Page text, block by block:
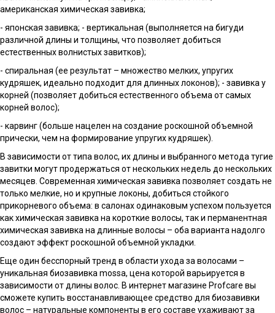
американская химическая завивка;
- японская завивка; - вертикальная (выполняется на бигуди
различной длины и толщины, что позволяет добиться
естественных волнистых завитков);
- спиральная (ее результат – множество мелких, упругих
кудряшек, идеально подходит для длинных локонов); - завивка у
корней (позволяет добиться естественного объема от самых
корней волос);
- карвинг (больше нацелен на создание роскошной объемной
прически, чем на формирование упругих кудряшек).
В зависимости от типа волос, их длины и выбранного метода тугие
завитки могут продержаться от нескольких недель до нескольких
месяцев. Современная химическая завивка позволяет создать не
только мелкие, но и крупные локоны, добиться стойкого
прикорневого объема: в салонах одинаковым успехом пользуется
как химическая завивка на короткие волосы, так и перманентная
химическая завивка на длинные волосы – оба варианта надолго
создают эффект роскошной объемной укладки.
Еще один бесспорный тренд в области ухода за волосами –
уникальная биозавивка mossa, цена которой варьируется в
зависимости от длины волос. В интернет магазине Profcare вы
сможете купить восстанавливающее средство для биозавивки
волос – натуральные компоненты в его составе ухаживают за